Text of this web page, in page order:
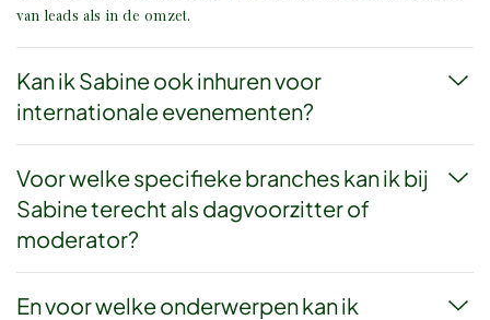
van leads als in de omzet.
Kan ik Sabine ook inhuren voor
internationale evenementen?
Voor welke specifieke branches kan ik bij
Sabine terecht als dagvoorzitter of
moderator?
En voor welke onderwerpen kan ik